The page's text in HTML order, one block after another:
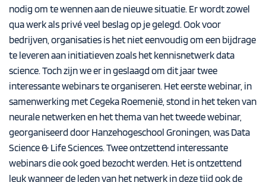
nodig om te wennen aan de nieuwe situatie. Er wordt zowel
qua werk als privé veel beslag op je gelegd. Ook voor
bedrijven, organisaties is het niet eenvoudig om een bijdrage
te leveren aan initiatieven zoals het kennisnetwerk data
science. Toch zijn we er in geslaagd om dit jaar twee
interessante webinars te organiseren. Het eerste webinar, in
samenwerking met Cegeka Roemenië, stond in het teken van
neurale netwerken en het thema van het tweede webinar,
georganiseerd door Hanzehogeschool Groningen, was Data
Science & Life Sciences. Twee ontzettend interessante
webinars die ook goed bezocht werden. Het is ontzettend
leuk wanneer de leden van het netwerk in deze tijd ook de